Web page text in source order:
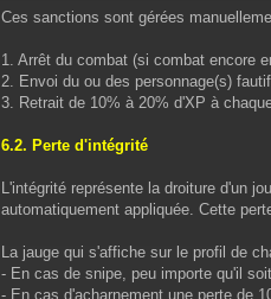
Ces sanctions sont gérées
1. Arrêt du combat (si combat encore
2. Envoi du ou des personnage(s)
3. Retrait de 10% à 20% d'XP à
6.2. Perte d'intégrité
L'intégrité représente la droiture d'un
automatiquement appliquée. Cette
La jauge qui s'affiche sur le profil de
- En cas de snipe, peu importe qu'il
- En cas d'acharnement une perte de